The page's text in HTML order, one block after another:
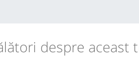
despre aceast